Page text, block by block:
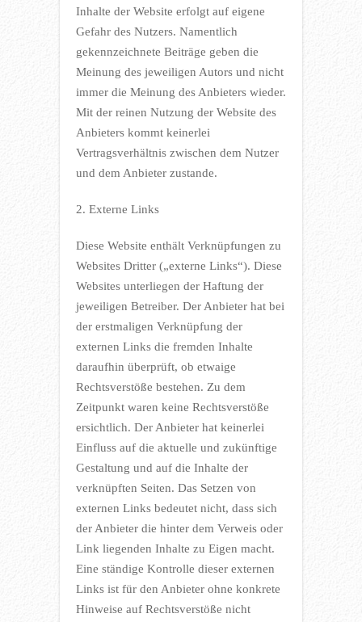
Inhalte der Website erfolgt auf eigene
Gefahr des Nutzers. Namentlich
gekennzeichnete Beiträge geben die
Meinung des jeweiligen Autors und nicht
immer die Meinung des Anbieters wieder.
Mit der reinen Nutzung der Website des
Anbieters kommt keinerlei
Vertragsverhältnis zwischen dem Nutzer
und dem Anbieter zustande.
2. Externe Links
Diese Website enthält Verknüpfungen zu
Websites Dritter („externe Links“). Diese
Websites unterliegen der Haftung der
jeweiligen Betreiber. Der Anbieter hat bei
der erstmaligen Verknüpfung der
externen Links die fremden Inhalte
daraufhin überprüft, ob etwaige
Rechtsverstöße bestehen. Zu dem
Zeitpunkt waren keine Rechtsverstöße
ersichtlich. Der Anbieter hat keinerlei
Einfluss auf die aktuelle und zukünftige
Gestaltung und auf die Inhalte der
verknüpften Seiten. Das Setzen von
externen Links bedeutet nicht, dass sich
der Anbieter die hinter dem Verweis oder
Link liegenden Inhalte zu Eigen macht.
Eine ständige Kontrolle dieser externen
Links ist für den Anbieter ohne konkrete
Hinweise auf Rechtsverstöße nicht